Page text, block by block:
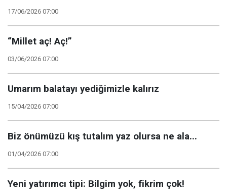
17/06/2026 07:00
“Millet aç! Aç!”
03/06/2026 07:00
Umarım balatayı yediğimizle kalırız
15/04/2026 07:00
Biz önümüzü kış tutalım yaz olursa ne ala...
01/04/2026 07:00
Yeni yatırımcı tipi: Bilgim yok, fikrim çok!